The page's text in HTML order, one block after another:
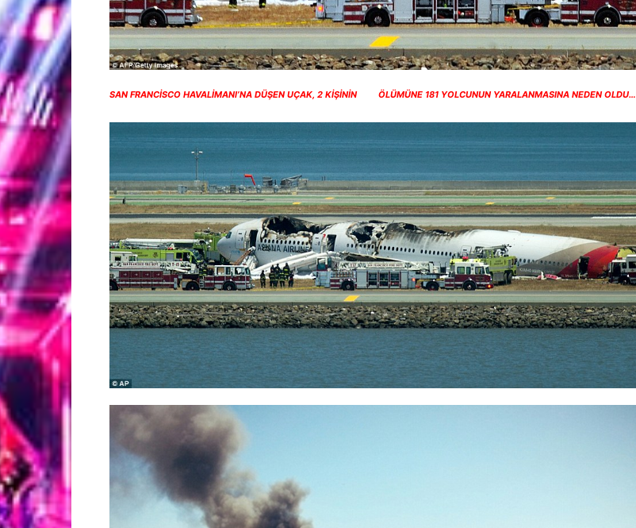
SAN FRANCİSCO HAVALİMANI’NA DÜŞEN UÇAK, 2 KİŞİNİN ÖLÜMÜNE 181 YOLCUNUN YARALANMASINA NEDEN OLDU…